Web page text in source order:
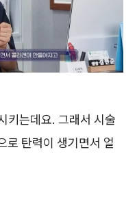
키는데요. 그래서 시술
로 탄력이 생기면서 얼